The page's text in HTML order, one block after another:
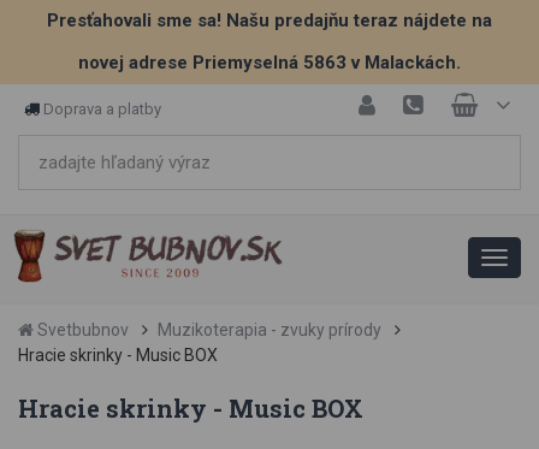
Presťahovali sme sa! Našu predajňu teraz nájdete na
novej adrese Priemyselná 5863 v Malackách.
Doprava a platby
Svetbubnov
Muzikoterapia - zvuky prírody
Hracie skrinky - Music BOX
Hracie skrinky - Music BOX